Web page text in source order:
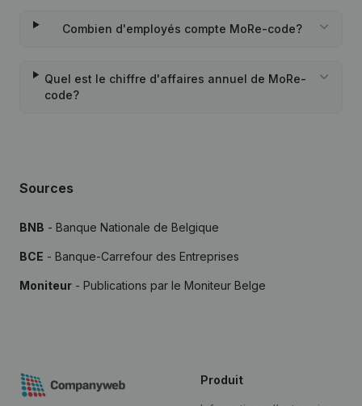
Combien d'employés compte MoRe-code?
Quel est le chiffre d'affaires annuel de MoRe-
code?
Sources
BNB - Banque Nationale de Belgique
BCE - Banque-Carrefour des Entreprises
Moniteur - Publications par le Moniteur Belge
Produit